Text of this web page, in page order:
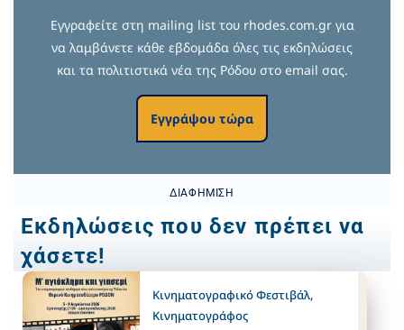
Εγγραφείτε στη mailing list του rhodes.com.gr για
να λαμβάνετε κάθε εβδομάδα όλες τις εκδηλώσεις
και τα πολιτιστικά νέα της Ρόδου στο email σας.
Εγγράψου τώρα
ΔΙΑΦΉΜΙΣΗ
Εκδηλώσεις που δεν πρέπει να
χάσετε!
Κινηματογραφικό Φεστιβάλ,
Κινηματογράφος